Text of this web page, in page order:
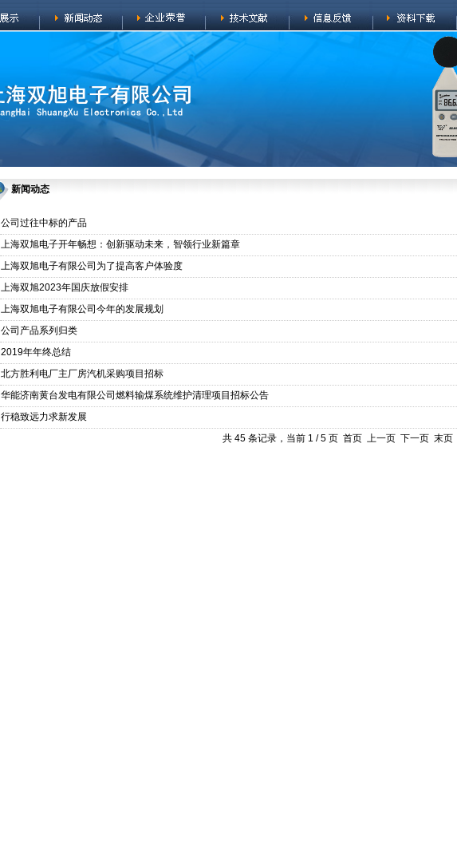
新闻动态
公司过往中标的产品
上海双旭电子开年畅想：创新驱动未来，智领行业新篇章
上海双旭电子有限公司为了提高客户体验度
上海双旭2023年国庆放假安排
上海双旭电子有限公司今年的发展规划
公司产品系列归类
2019年年终总结
北方胜利电厂主厂房汽机采购项目招标
华能济南黄台发电有限公司燃料输煤系统维护清理项目招标公告
行稳致远力求新发展
共 45 条记录，当前 1 / 5 页 首页 上一页 下一页 末页